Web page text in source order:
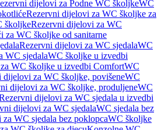
dijelovi za Podne WC školjkeWC
Rezervni dijelovi za WC školjke za
školjkeRezervni dijelovi za WC
za WC školjke od sanitarne
Rezervni dijelovi za WC sjedalaWC
WC sjedalaWC školjke u izvedbi
WC školjke u izvedbi ComfortWC
dijelovi za WC školjke, povišeneWC
dijelovi za WC školjke, produljeneWC
dijelovi za WC sjedala u izvedbi
dijelovi za WC sjedalaWC sjedala bez
WC sjedala bez poklopcaWC školjke